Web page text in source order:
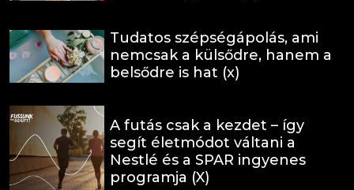
Tudatos szépségápolás, ami
nemcsak a külsődre, hanem a
belsődre is hat (x)
A futás csak a kezdet – így
segít életmódot váltani a
Nestlé és a SPAR ingyenes
programja (X)